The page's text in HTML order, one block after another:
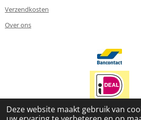
Deze website maakt gebruik van
Verzendkosten
Over ons